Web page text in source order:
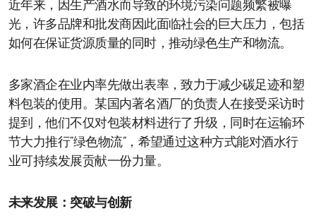
近年来，因生产酒水而导致的环境污染问题频繁被曝
光，许多品牌和批发商因此面临社会的巨大压力，包括
如何在保证货源质量的同时，推动绿色生产和物流。
多家酒企在业内率先做出表率，致力于减少碳足迹和塑
料包装的使用。某国内著名酒厂的负责人在接受采访时
提到，他们不仅对包装材料进行了升级，同时在运输环
节大力推行“绿色物流”，希望通过这种方式能对酒水行
业可持续发展贡献一份力量。
未来发展：突破与创新